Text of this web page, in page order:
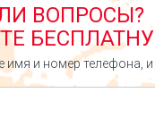
ВОПРОСЫ?
имя и номер телефона,